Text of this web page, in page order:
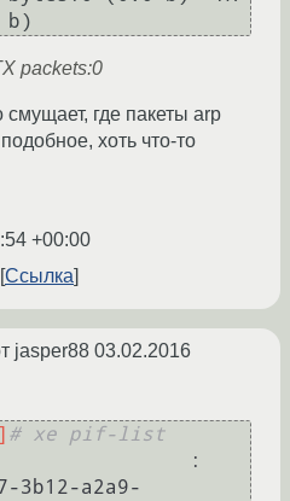
packets:0
смущает, где пакеты arp
хоть что-то
+00:00
Ссылка
jasper88 03.02.2016
# xe pif-list
:
3b12-a2a9-